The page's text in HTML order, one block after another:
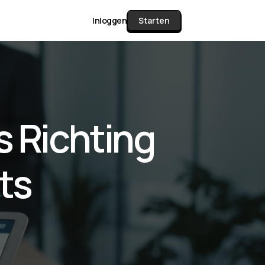
alle pakketten en mogelijkheden
documenten verzamelen en facturen
tot controleren, boeken, bank
& klant dashboard.
Inloggen Starten
Richting